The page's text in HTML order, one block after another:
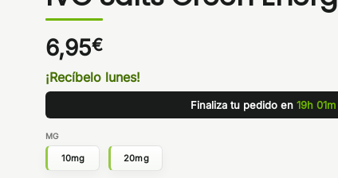
6,95€
¡Recíbelo lunes!
Finaliza tu pedido en 19h 01m
MG
10mg 20mg